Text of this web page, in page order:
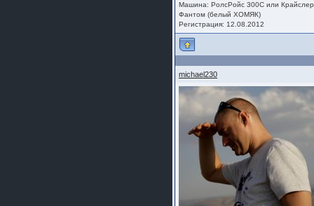
Машина: РолсРойс 300С или Крайслер
Фантом (белый ХОМЯК)
Регистрация: 12.08.2012
michael230